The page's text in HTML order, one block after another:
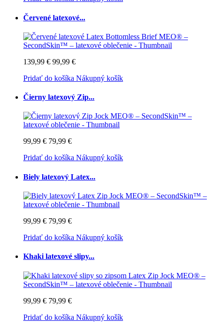
Červené latexové...
139,99 € 99,99 €
Pridať do košíka Nákupný košík
Čierny latexový Zip...
99,99 € 79,99 €
Pridať do košíka Nákupný košík
Biely latexový Latex...
99,99 € 79,99 €
Pridať do košíka Nákupný košík
Khaki latexové slipy...
99,99 € 79,99 €
Pridať do košíka Nákupný košík